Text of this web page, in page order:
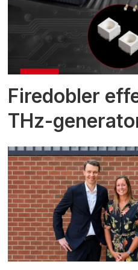
Firedobler
THz-